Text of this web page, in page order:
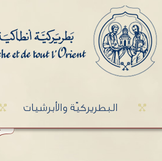
البطريركيّة والأبرشيات